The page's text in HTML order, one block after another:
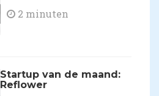
2 minuten
Startup van de maand:
Reflower